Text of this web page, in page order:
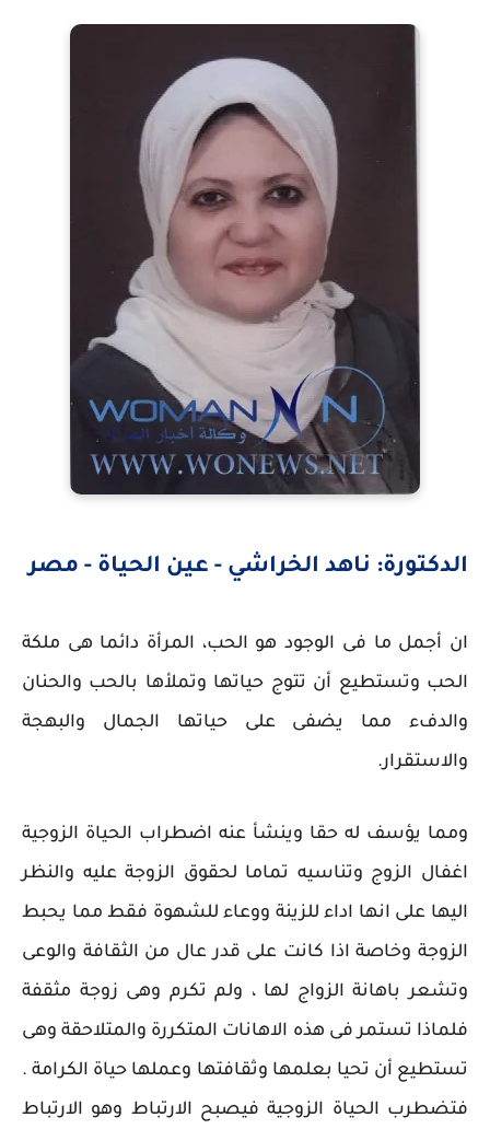
الدكتورة: ناهد الخراشي - عين الحياة - مصر
ان أجمل ما فى الوجود هو الحب، المرأة دائما هى ملكة
الحب وتستطيع أن تتوج حياتها وتملأها بالحب والحنان
والدفء مما يضفى على حياتها الجمال والبهجة
والاستقرار.
ومما يؤسف له حقا وينشأ عنه اضطراب الحياة الزوجية
اغفال الزوج وتناسيه تماما لحقوق الزوجة عليه والنظر
اليها على انها اداء للزينة ووعاء للشهوة فقط مما يحبط
الزوجة وخاصة اذا كانت على قدر عال من الثقافة والوعى
وتشعر باهانة الزواج لها ، ولم تكرم وهى زوجة مثقفة
فلماذا تستمر فى هذه الاهانات المتكررة والمتلاحقة وهى
تستطيع أن تحيا بعلمها وثقافتها وعملها حياة الكرامة .
فتضطرب الحياة الزوجية فيصبح الارتباط وهو الارتباط